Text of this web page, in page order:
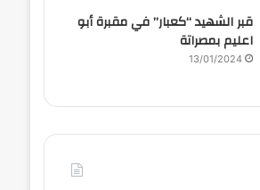
قبر الشهيد “كعبار” في مقبرة أبو
اعليم بمصراتة
13/01/2024